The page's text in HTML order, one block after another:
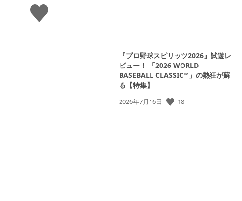
い
い
『プロ野球スピリッツ2026』試遊レ
ビュー！ 「2026 WORLD
BASEBALL CLASSIC™」の熱狂が蘇
る【特集】
公
2026年7月16日 18